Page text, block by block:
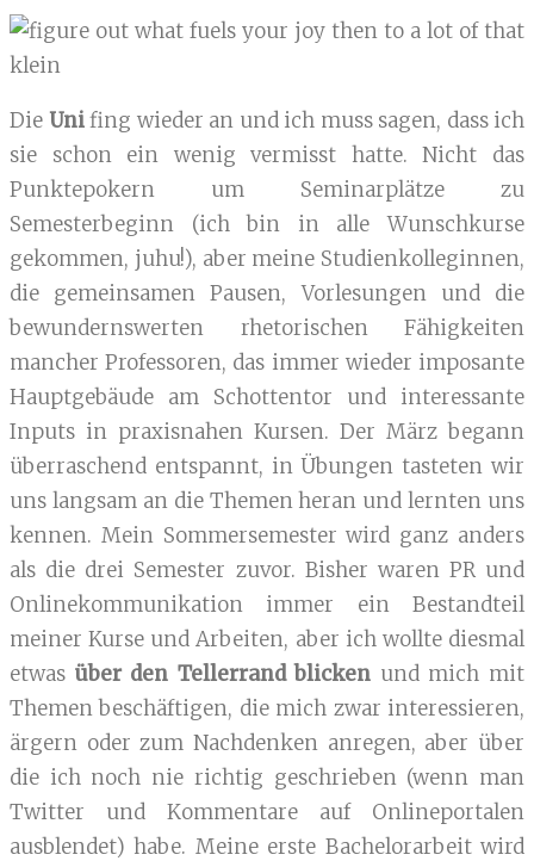
Die Unifing wieder an und ich muss sagen, dass ich
sie schon ein wenig vermisst hatte. Nicht das
Punktepokern um Seminarplätze zu
Semesterbeginn (ich bin in alle Wunschkurse
gekommen, juhu!), aber meine Studienkolleginnen,
die gemeinsamen Pausen, Vorlesungen und die
bewundernswerten rhetorischen Fähigkeiten
mancher Professoren, das immer wieder imposante
Hauptgebäude am Schottentor und interessante
Inputs in praxisnahen Kursen. Der März begann
überraschend entspannt, in Übungen tasteten wir
uns langsam an die Themen heran und lernten uns
kennen. Mein Sommersemester wird ganz anders
als die drei Semester zuvor. Bisher waren PR und
Onlinekommunikation immer ein Bestandteil
meiner Kurse und Arbeiten, aber ich wollte diesmal
etwas über den Tellerrand blicken und mich mit
Themen beschäftigen, die mich zwar interessieren,
ärgern oder zum Nachdenken anregen, aber über
die ich noch nie richtig geschrieben (wenn man
Twitter und Kommentare auf Onlineportalen
ausblendet) habe. Meine erste Bachelorarbeit wird